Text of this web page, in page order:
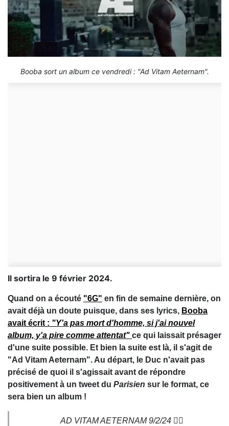
Booba sort un album ce vendredi : "Ad Vitam Aeternam".
Il sortira le 9 février 2024.
Quand on a écouté "6G" en fin de semaine dernière, on
avait déjà un doute puisque, dans ses lyrics, Booba
avait écrit : "Y'a pas mort d'homme, si j'ai nouvel
album, y'a pire comme attentat" ce qui laissait présager
d'une suite possible. Et bien la suite est là, il s'agit de
"Ad Vitam Aeternam". Au départ, le Duc n'avait pas
précisé de quoi il s'agissait avant de répondre
positivement à un tweet du Parisien sur le format, ce
sera bien un album !
AD VITAM AETERNAM 9/2/24 🏴‍☠️